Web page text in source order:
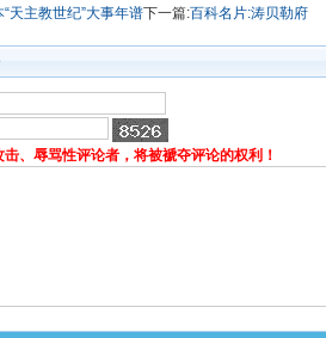
“天主教世纪”大事年谱下一篇:百科名片:涛贝勒府
、辱骂性评论者，将被褫夺评论的权利！